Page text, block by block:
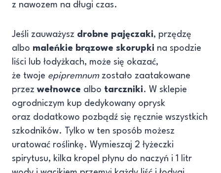
z nawozem na długi czas.
Jeśli zauważysz drobne pajęczaki, przędzę
albo maleńkie brązowe skorupki na spodzie
liści lub łodyżkach, może się okazać,
że twoje epipremnumzostało zaatakowane
przezwełnowce albo tarczniki. W sklepie
ogrodniczym kup dedykowany oprysk
oraz dodatkowo pozbądź się ręcznie wszystkich
szkodników. Tylko w ten sposób możesz
uratować roślinkę. Wymieszaj 2 łyżeczki
spirytusu, kilka kropel płynu do naczyń i 1 litr